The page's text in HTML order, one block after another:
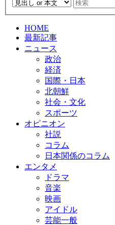
HOME
最新記事
ニュース
政治
経済
国際・日本
北朝鮮
社会・文化
スポーツ
オピニオン
社説
コラム
日本関係のコラム
エンタメ
ドラマ
音楽
映画
アイドル
芸能一般